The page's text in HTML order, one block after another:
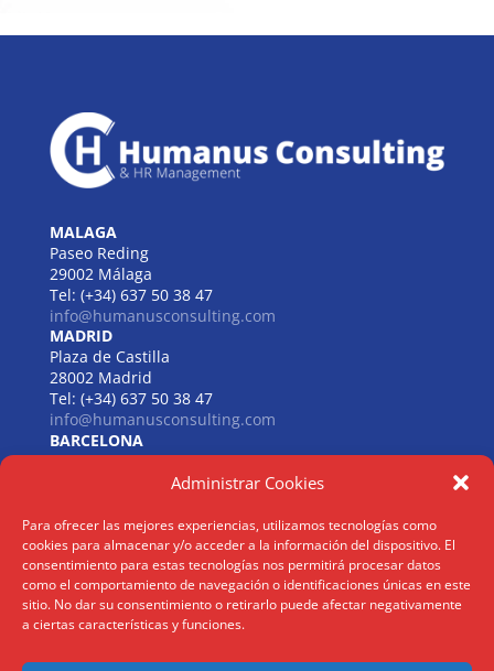
Administrar Cookies
Para ofrecer las mejores experiencias, utilizamos tecnologías como
cookies para almacenar y/o acceder a la información del dispositivo. El
consentimiento para estas tecnologías nos permitirá procesar datos
como el comportamiento de navegación o identificaciones únicas en este
sitio. No dar su consentimiento o retirarlo puede afectar negativamente
a ciertas características y funciones.
MALAGA
Paseo Reding
29002 Málaga
Tel: (+34) 637 50 38 47
info@humanusconsulting.com
MADRID
Plaza de Castilla
28002 Madrid
Tel: (+34) 637 50 38 47
info@humanusconsulting.com
BARCELONA
Carrer de Beethoven
08021 Barcelona
info@humanusconsulting.com
LISBOA
R. Joaquim António de Aguiar
1070 – 150 Lisboa
Tel: (+34) 952 112 561
info@humanusconsulting.com